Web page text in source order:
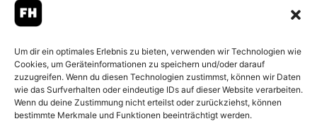
Um dir ein optimales Erlebnis zu bieten, verwenden wir Technologien wie
Cookies, um Geräteinformationen zu speichern und/oder darauf
zuzugreifen. Wenn du diesen Technologien zustimmst, können wir Daten
wie das Surfverhalten oder eindeutige IDs auf dieser Website verarbeiten.
Wenn du deine Zustimmung nicht erteilst oder zurückziehst, können
bestimmte Merkmale und Funktionen beeinträchtigt werden.
weh
© 2007-2026 Fohlen-Hautnah.de
– Alle rechte vorbehalten.